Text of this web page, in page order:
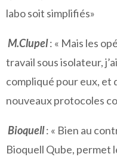
labo soit simplifiés»
M.Clupel: « Mais les
travail sous isolateur,
compliqué pour eux, et
nouveaux protocoles
Bioquell: « Bien au
Bioquell Qube, permet